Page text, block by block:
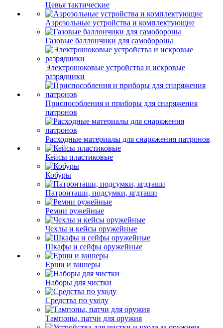
Цевья тактические
Аэрозольные устройства и комплектующие
Газовые баллончики для самобороны
Электрошоковые устройства и искровые
разрядники
Приспособления и приборы для снаряжения
патронов
Расходные материалы для снаряжения патронов
Кейсы пластиковые
Кобуры
Патронташи, подсумки, ягдташи
Ремни ружейные
Чехлы и кейсы оружейные
Шкафы и сейфы оружейные
Ерши и вишеры
Наборы для чистки
Средства по уходу
Тампоны, патчи для оружия